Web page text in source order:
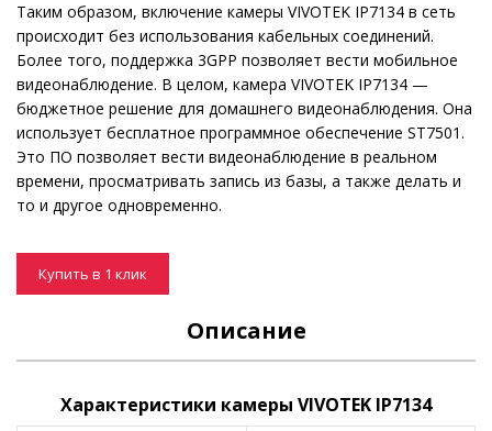
Таким образом, включение камеры VIVOTEK IP7134 в сеть
происходит без использования кабельных соединений.
Более того, поддержка 3GPP позволяет вести мобильное
видеонаблюдение. В целом, камера VIVOTEK IP7134 —
бюджетное решение для домашнего видеонаблюдения. Она
использует бесплатное программное обеспечение ST7501.
Это ПО позволяет вести видеонаблюдение в реальном
времени, просматривать запись из базы, а также делать и
то и другое одновременно.
Купить в 1 клик
Описание
Характеристики камеры VIVOTEK IP7134